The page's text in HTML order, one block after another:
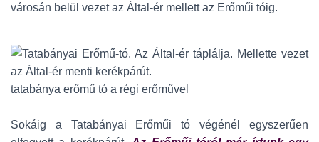
városán belül vezet az Által-ér mellett az Erőműi tóig.
tatabánya erőmű tó a régi erőművel
Sokáig a Tatabányai Erőműi tó végénél egyszerűen